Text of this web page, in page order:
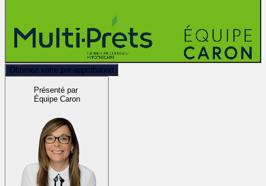
Obtenez votre pré-approbation
Présenté par
Équipe Caron